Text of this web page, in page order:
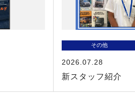
その他
2026.07.28
新スタッフ紹介